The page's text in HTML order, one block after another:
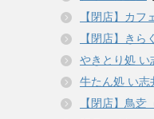
【閉店】カフ
【閉店】きら
やきとり処 い
牛たん処 い志
【閉店】鳥赱